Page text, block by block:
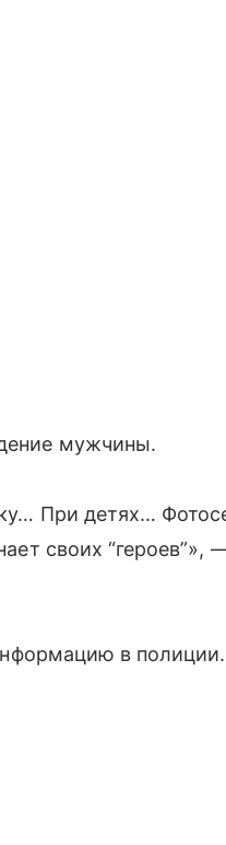
мужчины.
При детях…
своих
в полиции.